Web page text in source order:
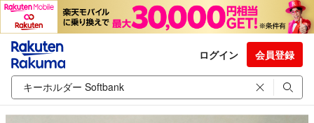
ログイン 会員登録